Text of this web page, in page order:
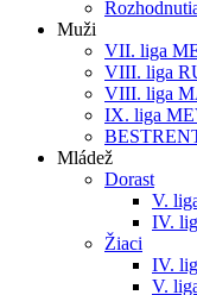
Muži
VII. liga
VIII. liga
VIII. liga
IX. liga
Mládež
Dorast
V.
IV.
Žiaci
IV.
V.